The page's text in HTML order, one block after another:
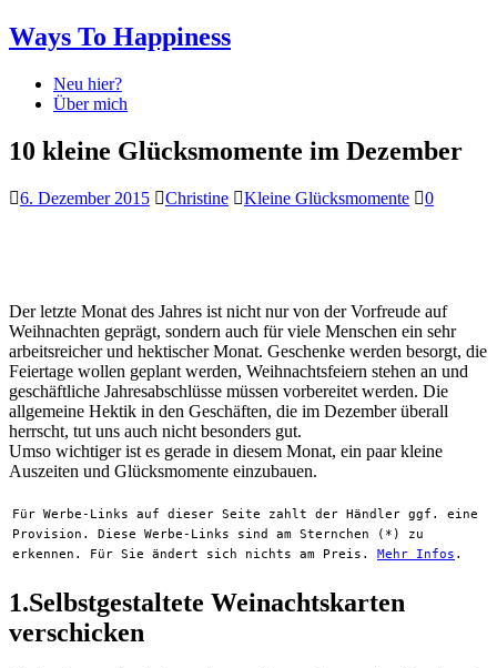
Ways To Happiness
Neu hier?
Über mich
10 kleine Glücksmomente im Dezember
6. Dezember 2015 Christine Kleine Glücksmomente 0
Der letzte Monat des Jahres ist nicht nur von der Vorfreude auf
Weihnachten geprägt, sondern auch für viele Menschen ein sehr
arbeitsreicher und hektischer Monat. Geschenke werden besorgt, die
Feiertage wollen geplant werden, Weihnachtsfeiern stehen an und
geschäftliche Jahresabschlüsse müssen vorbereitet werden. Die
allgemeine Hektik in den Geschäften, die im Dezember überall
herrscht, tut uns auch nicht besonders gut.
Umso wichtiger ist es gerade in diesem Monat, ein paar kleine
Auszeiten und Glücksmomente einzubauen.
Für Werbe-Links auf dieser Seite zahlt der Händler ggf. eine
Provision. Diese Werbe-Links sind am Sternchen (*) zu
erkennen. Für Sie ändert sich nichts am Preis. Mehr Infos .
1.Selbstgestaltete Weinachtskarten
verschicken